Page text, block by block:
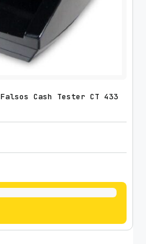
Cash Tester CT 433